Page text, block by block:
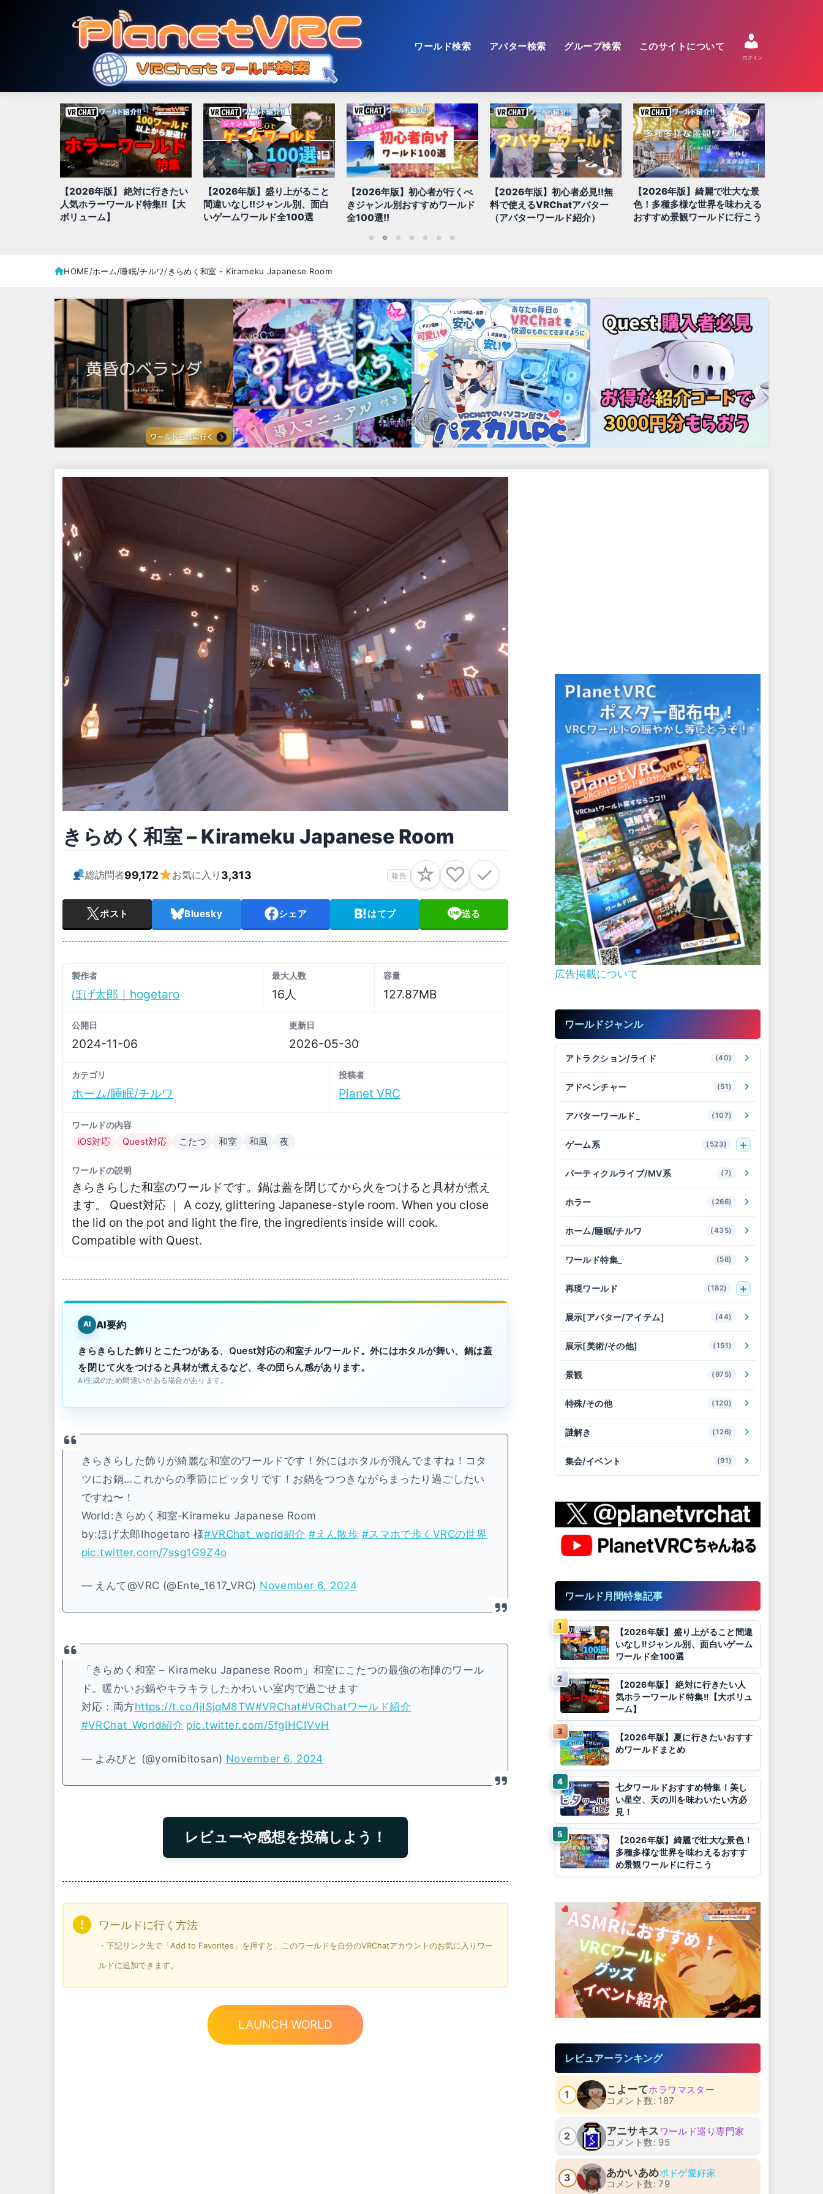
ワールド検索 アバター検索 グループ検索 このサイトについて
ログイン
【2026年版】盛り上がること
間違いなし!!ジャンル別、面白
いゲームワールド全100選
【2026年版】初心者が行くべ
きジャンル別おすすめワールド
全100選!!
【2026年版】初心者必見!!無
料で使えるVRChatアバター
（アバターワールド紹介）
【2026年版】綺麗で壮大な景
色！多種多様な世界を味わえる
おすすめ景観ワールドに行こう
【2026年版】絶対に行きたい
QUEST/スマホ対応ワールド 全
100選!!
HOME ホーム/睡眠/チルワ きらめく和室 - Kirameku Japanese Room
きらめく和室 – Kirameku Japanese Room
総訪問者99,172 お気に入り 3,313 報告 ☆ ♡ ✓
ポスト Bluesky シェア はてブ 送る
製作者
ほげ太郎｜hogetaro
最大人数
16人
容量
127.87MB
公開日
2024-11-06
更新日
2026-05-30
カテゴリ
ホーム/睡眠/チルワ
投稿者
Planet VRC
ワールドの内容
iOS対応 Quest対応 こたつ 和室 和風 夜
ワールドの説明
きらきらした和室のワールドです。鍋は蓋を閉じてから火をつけると具材が煮え
ます。 Quest対応 ｜ A cozy‚ glittering Japanese-style room․ When you close
the lid on the pot and light the fire‚ the ingredients inside will cook․
Compatible with Quest․
AI AI要約
きらきらした飾りとこたつがある、Quest対応の和室チルワールド。外にはホタルが舞い、鍋は蓋
を閉じて火をつけると具材が煮えるなど、冬の団らん感があります。
AI生成のため間違いがある場合があります。
きらきらした飾りが綺麗な和室のワールドです！外にはホタルが飛んでますね！コタ
ツにお鍋…これからの季節にピッタリです！お鍋をつつきながらまったり過ごしたい
ですね〜！
World:きらめく和室‐Kirameku Japanese Room
by:ほげ太郎Ιhogetaro 様#VRChat_world紹介 #えん散歩 #スマホで歩くVRCの世界
pic.twitter.com/7ssg1G9Z4o
— えんて@VRC (@Ente_1617_VRC) November 6, 2024
「きらめく和室 – Kirameku Japanese Room」和室にこたつの最強の布陣のワール
ド。暖かいお鍋やキラキラしたかわいい室内で過ごせます
対応：両方https://t.co/IjISjqM8TW#VRChat#VRChatワールド紹介
#VRChat_World紹介 pic.twitter.com/5fgIHCIVvH
— よみびと (@yomibitosan) November 6, 2024
レビューや感想を投稿しよう！
ワールドに行く方法
・下記リンク先で「Add to Favorites」を押すと、このワールドを自分のVRChatアカウントのお気に入りワー
ルドに追加できます。
LAUNCH WORLD
広告掲載について
ワールドジャンル
アトラクション/ライド (40)
アドベンチャー (51)
アバターワールド_ (107)
ゲーム系 (523)
パーティクルライブ/MV系 (7)
ホラー (266)
ホーム/睡眠/チルワ (435)
ワールド特集_ (58)
再現ワールド (182)
展示[アバター/アイテム] (44)
展示[美術/その他] (151)
景観 (975)
特殊/その他 (120)
謎解き (126)
集会/イベント (91)
ワールド月間特集記事
【2026年版】盛り上がること間違
いなし!!ジャンル別、面白いゲーム
ワールド全100選
【2026年版】 絶対に行きたい人
気ホラーワールド特集!!【大ボリュ
ーム】
【2026年版】夏に行きたいおすす
めワールドまとめ
七夕ワールドおすすめ特集！美し
い星空、天の川を味わいたい方必
見！
【2026年版】綺麗で壮大な景色！
多種多様な世界を味わえるおすす
め景観ワールドに行こう
レビュアーランキング
1 こよーてホラワマスター
コメント数: 187
2 アニサキス ワールド巡り専門家
コメント数: 95
3 あかいあめボドゲ愛好家
コメント数: 79